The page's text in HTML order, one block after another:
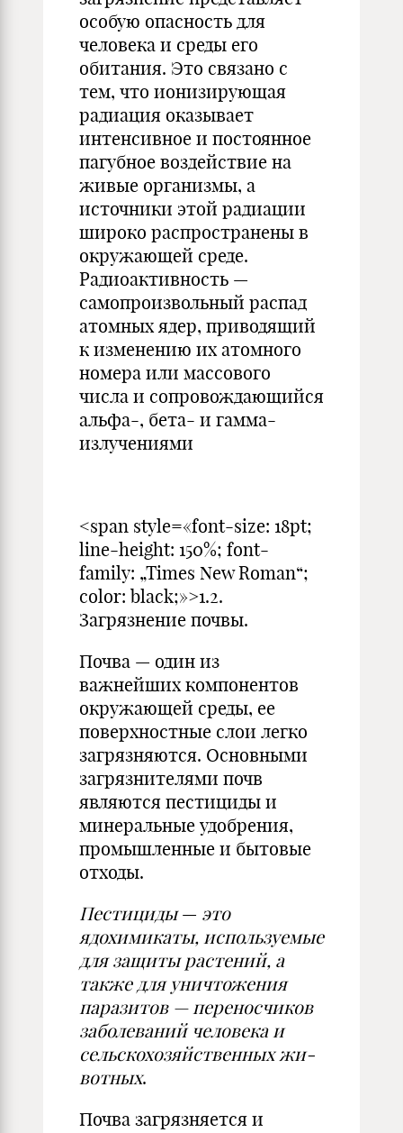
особую опасность для
человека и среды его
обитания. Это связано с
тем, что ионизирующая
радиация оказывает
интенсивное и постоянное
пагубное воздействие на
живые организмы, а
источники этой радиации
широко распространены в
окружающей среде.
Радиоактивность —
самопроизвольный распад
атомных ядер, приводящий
к изменению их атомного
номера или массового
числа и сопровождающийся
альфа-, бета- и гамма-
излучениями
<span style=«font-size: 18pt;
line-height: 150%; font-
family: „Times New Roman“;
color: black;»>1.2.
Загрязнение почвы.
Почва — один из
важнейших ком­понентов
окружающей среды, ее
поверхностные слои легко
загрязня­ются. Основными
загрязнителями почв
являются пестициды и
мине­ральные удобрения,
промышленные и бытовые
отходы.
Пестициды— это
ядохимикаты, используемые
для защиты растений, а
также для уничтожения
парази­тов — переносчиков
заболеваний че­ловека и
сельскохозяйственных жи­
вотных.
Почва загрязняется и